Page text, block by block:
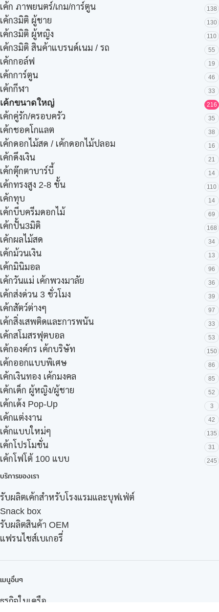
เค้ก ภาพยนตร์/เกม/การ์ตูน 138
เค้ก3มิติ ผู้ชาย 130
เค้ก3มิติ ผู้หญิง 110
เค้ก3มิติ สินค้าแบรนด์เนม / รถ 55
เค้กกอล์ฟ 19
เค้กการ์ตูน 46
เค้กกีฬา 33
เค้กขนาดใหญ่ 216
เค้กคู่รัก/ครอบครัว 35
เค้กชอคโกแลต 38
เค้กดอกไม้สด / เค้กดอกไม้ปลอม 16
เค้กดึงเงิน 21
เค้กตุ๊กตาบาร์บี้ 14
เค้กทรงสูง 2-8 ชั้น 110
เค้กทุบ 14
เค้กบีบครีมดอกไม้ 69
เค้กปั้น3มิติ 168
เค้กผลไม้สด 34
เค้กม้วนเงิน 13
เค้กมินิมอล 96
เค้กวันแม่ เค้กพวงมาลัย 36
เค้กส่งด่วน 3 ชั่วโมง 39
เค้กสัตว์ต่างๆ 97
เค้กสิ่งเสพติดและการพนัน 33
เค้กสโมสรฟุตบอล 53
เค้กองค์กร เค้กบริษัท 150
เค้กออกแบบพิเศษ 86
เค้กเงินทอง เค้กมงคล 85
เค้กเด็ก ผู้หญิง/ผู้ชาย 52
เค้กเด้ง Pop-Up 3
เค้กแต่งงาน 42
เค้กแบบใหม่ๆ 135
เค้กโปรโมชั่น 31
เค้กโฟโต้ 100 แบบ 245
บริการของเรา
รับผลิตเค้กสำหรับโรงแรมและบุฟเฟ่ต์
Snack box
รับผลิตสินค้า OEM
แฟรนไชส์เบเกอรี่
เมนูอื่นๆ
ธุรกิจในเครือ